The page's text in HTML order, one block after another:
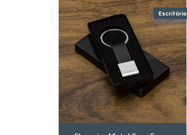
Escritório